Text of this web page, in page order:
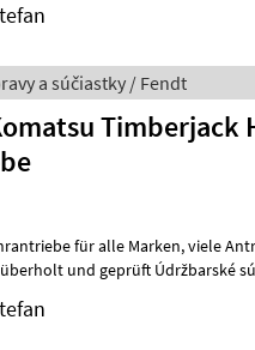
a súčiastky / Fendt
Timberjack
alle Marken, viele Antrieben im Tausch